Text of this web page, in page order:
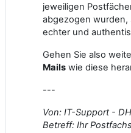
jeweiligen
abgezogen wurden,
echter und
Gehen Sie also
Mails wie diese
---
Von: IT-Support -
Betreff: Ihr